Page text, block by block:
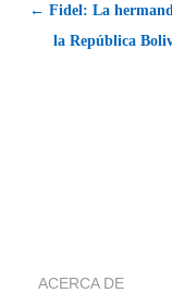
← Fidel: La
la República
ACERCA DE